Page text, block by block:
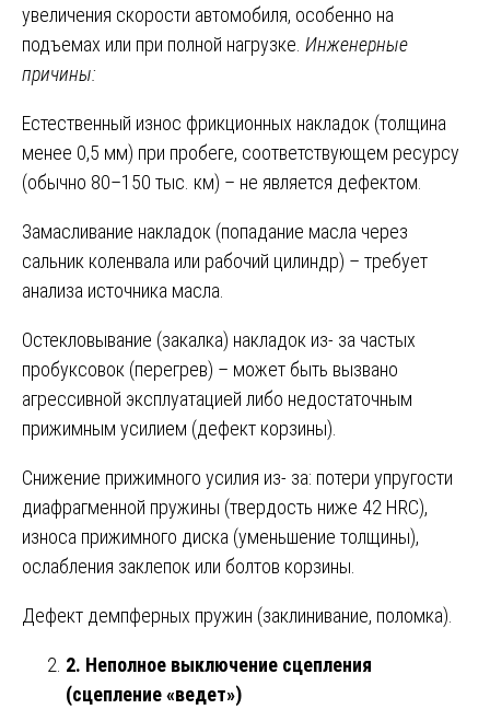
увеличения скорости автомобиля, особенно на
подъемах или при полной нагрузке. Инженерные
причины:
Естественный износ фрикционных накладок (толщина
менее 0,5 мм) при пробеге, соответствующем ресурсу
(обычно 80–150 тыс. км) – не является дефектом.
Замасливание накладок (попадание масла через
сальник коленвала или рабочий цилиндр) – требует
анализа источника масла.
Остекловывание (закалка) накладок из- за частых
пробуксовок (перегрев) – может быть вызвано
агрессивной эксплуатацией либо недостаточным
прижимным усилием (дефект корзины).
Снижение прижимного усилия из- за: потери упругости
диафрагменной пружины (твердость ниже 42 HRC),
износа прижимного диска (уменьшение толщины),
ослабления заклепок или болтов корзины.
Дефект демпферных пружин (заклинивание, поломка).
2. Неполное выключение сцепления
(сцепление «ведет»)